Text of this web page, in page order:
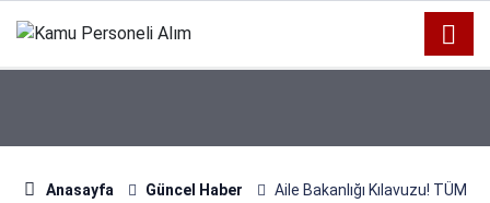
Anasayfa Güncel Haber
Aile Bakanlığı Kılavuzu! TÜM